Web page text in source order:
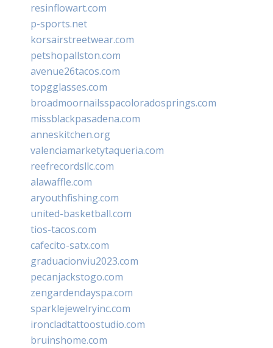
resinflowart.com
p-sports.net
korsairstreetwear.com
petshopallston.com
avenue26tacos.com
topgglasses.com
broadmoornailsspacoloradosprings.com
missblackpasadena.com
anneskitchen.org
valenciamarketytaqueria.com
reefrecordsllc.com
alawaffle.com
aryouthfishing.com
united-basketball.com
tios-tacos.com
cafecito-satx.com
graduacionviu2023.com
pecanjackstogo.com
zengardendayspa.com
sparklejewelryinc.com
ironcladtattoostudio.com
bruinshome.com